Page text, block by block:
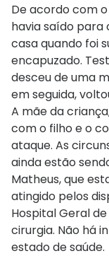
De acordo com
havia saído
casa quando foi
encapuzado.
desceu de uma
em seguida,
A mãe da
com o filho e o
ataque. As
ainda estão
Matheus, que
atingido pelos
Hospital Geral
cirurgia. Não há
estado de saúde.